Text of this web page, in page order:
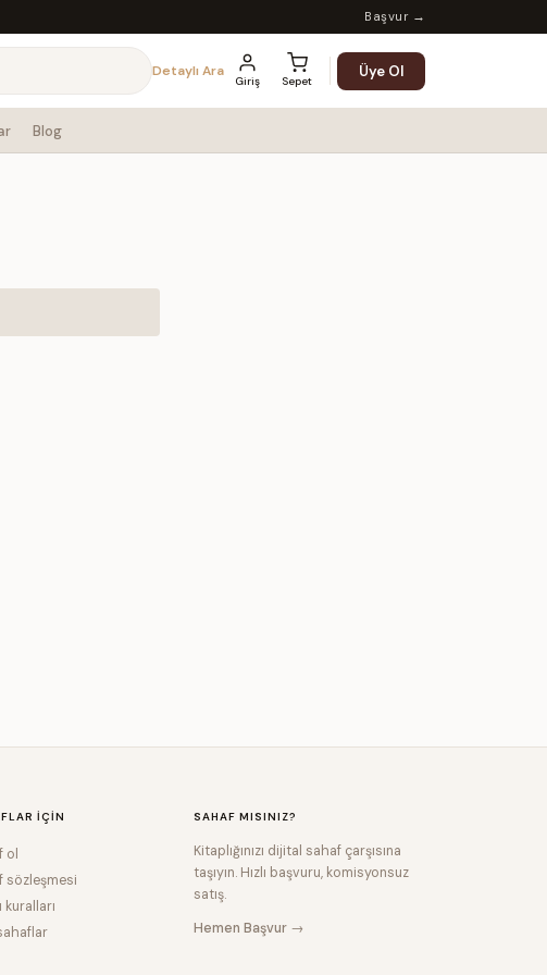
Başvur →
Detaylı Ara
Giriş Sepet
Üye Ol
Blog
IÇIN
ol
sözleşmesi
kuralları
SAHAF MISINIZ?
Kitaplığınızı dijital sahaf çarşısına
taşıyın. Hızlı başvuru, komisyonsuz
satış.
Hemen Başvur →